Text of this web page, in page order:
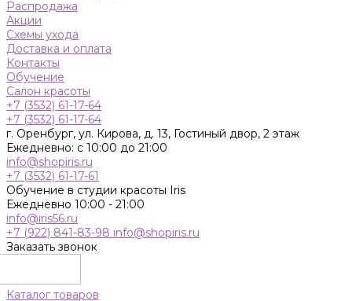
Распродажа
Акции
Схемы ухода
Доставка и оплата
Контакты
Обучение
Салон красоты
+7 (3532) 61-17-64
+7 (3532) 61-17-64
г. Оренбург, ул. Кирова, д. 13, Гостиный двор, 2 этаж
Ежедневно: с 10:00 до 21:00
info@shopiris.ru
+7 (3532) 61-17-61
Обучение в студии красоты Iris
Ежедневно 10:00 - 21:00
info@iris56.ru
+7 (922) 841-83-98 info@shopiris.ru
Заказать звонок
Каталог товаров